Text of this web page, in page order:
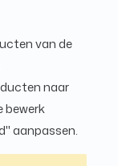
van de
naar
bewerk
aanpassen.